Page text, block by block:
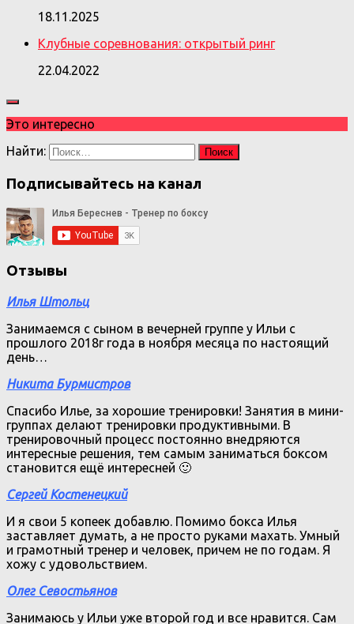
18.11.2025
Клубные соревнования: открытый ринг
22.04.2022
Это интересно
Найти:
Подписывайтесь на канал
Отзывы
Илья Штольц
Занимаемся с сыном в вечерней группе у Ильи с
прошлого 2018г года в ноября месяца по настоящий
день…
Никита Бурмистров
Спасибо Илье, за хорошие тренировки! Занятия в мини-
группах делают тренировки продуктивными. В
тренировочный процесс постоянно внедряются
интересные решения, тем самым заниматься боксом
становится ещё интересней 🙂
Сергей Костенецкий
И я свои 5 копеек добавлю. Помимо бокса Илья
заставляет думать, а не просто руками махать. Умный
и грамотный тренер и человек, причем не по годам. Я
хожу с удовольствием.
Олег Севостьянов
Занимаюсь у Ильи уже второй год и все нравится. Сам